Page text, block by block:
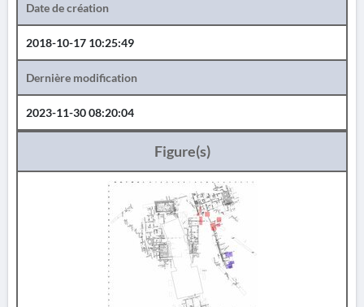
Date de création
2018-10-17 10:25:49
Dernière modification
2023-11-30 08:20:04
Figure(s)